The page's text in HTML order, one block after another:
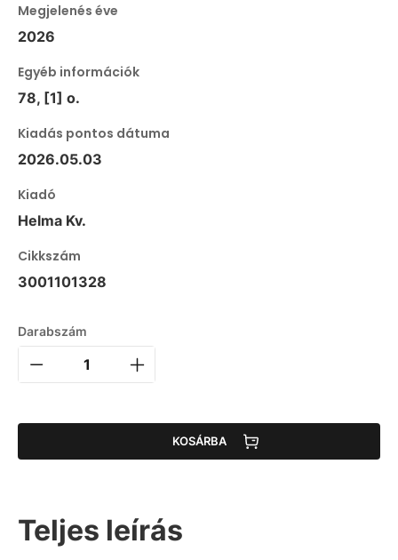
Megjelenés éve
2026
Egyéb információk
78, [1] o.
Kiadás pontos dátuma
2026.05.03
Kiadó
Helma Kv.
Cikkszám
3001101328
Darabszám
KOSÁRBA
Teljes leírás